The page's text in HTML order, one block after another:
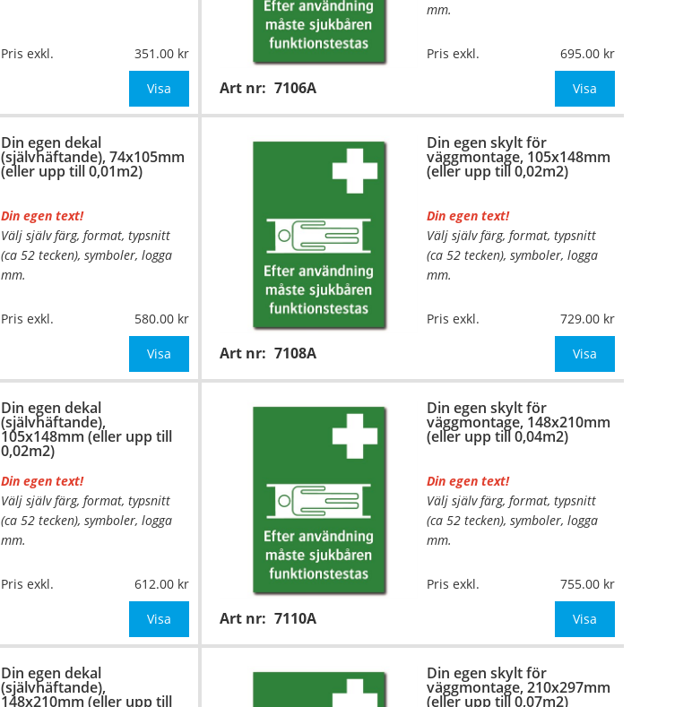
Pris exkl. 351.00
Visa Art nr: 7106A
mm.
Material:
Plan aluminium,
0,7mm (väggmontage)
74x105mm (eller annat
Be om offert vid antal
Pris exkl. 695.00
Visa
Din egen dekal
(självhäftande), 74x105mm
(eller upp till 0,01m2)
Din egen text!
Välj själv färg, format, typsnitt
(ca 52 tecken), symboler, logga
mm.
Material:
Självhäftande folie
74x105mm (eller annat
OBS! S
Pris exkl. 580.00
Visa
Din egen skylt för
väggmontage, 105x148mm
(eller upp till 0,02m2)
Art nr: 7108A
Din egen text!
Välj själv färg, format, typsnitt
(ca 52 tecken), symboler, logga
mm.
Material:
Plan aluminium,
0,7mm (väggmontage)
105x148mm (eller annat
Be om offert vid antal
Pris exkl. 729.00
Visa
Din egen dekal
(självhäftande),
105x148mm (eller upp till
0,02m2)
Din egen text!
Välj själv färg, format, typsnitt
(ca 52 tecken), symboler, logga
mm.
Material:
Självhäftande folie
105x148mm (eller annat
OBS!
Pris exkl. 612.00
Visa
Din egen skylt för
väggmontage, 148x210mm
(eller upp till 0,04m2)
Art nr: 7110A
Din egen text!
Välj själv färg, format, typsnitt
(ca 52 tecken), symboler, logga
mm.
Material:
Plan aluminium,
0,7mm (väggmontage)
148x210mm (eller annat
Be om offert vid antal
Pris exkl. 755.00
Visa
Din egen dekal
(självhäftande),
148x210mm (eller upp till
Din egen skylt för
väggmontage, 210x297mm
(eller upp till 0,07m2)